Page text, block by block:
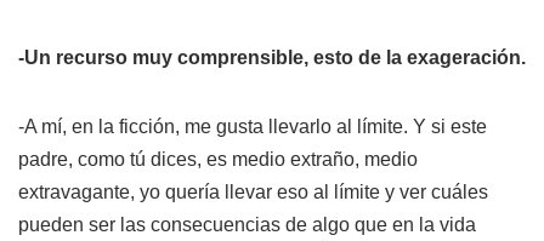
-Un recurso muy comprensible, esto de la exageración.
-A mí, en la ficción, me gusta llevarlo al límite. Y si este
padre, como tú dices, es medio extraño, medio
extravagante, yo quería llevar eso al límite y ver cuáles
pueden ser las consecuencias de algo que en la vida